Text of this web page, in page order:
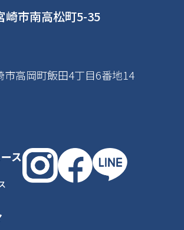
市南高松町5-35
高岡町飯田4丁目6番地14
ス